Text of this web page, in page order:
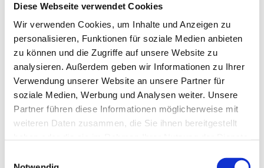
Diese Webseite verwendet Cookies
Wir verwenden Cookies, um Inhalte und Anzeigen zu
personalisieren, Funktionen für soziale Medien anbieten
zu können und die Zugriffe auf unsere Website zu
analysieren. Außerdem geben wir Informationen zu Ihrer
Verwendung unserer Website an unsere Partner für
soziale Medien, Werbung und Analysen weiter. Unsere
Partner führen diese Informationen möglicherweise mit
weiteren Daten zusammen, die Sie ihnen bereitgestellt
Tagungshotel Garmisch: Von der Idee zum
Erfolg
Willkommen im Hotel Staudacherhof. Ihrem
Rückzugsort. Für Entspannung und Erholung. Mit